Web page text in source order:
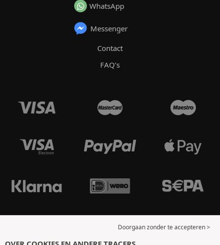
WhatsApp
Messenger
Contact
FAQ’s
Doorgaan zonder te accepteren >